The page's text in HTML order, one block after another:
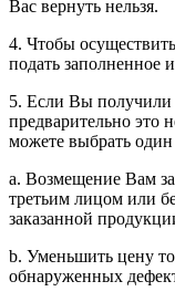
Вас вернуть нельзя.
4. Чтобы
подать заполненное
5. Если Вы получили
предварительно это
можете выбрать один
a. Возмещение Вам
третьим лицом или
заказанной
b. Уменьшить цену
обнаруженных